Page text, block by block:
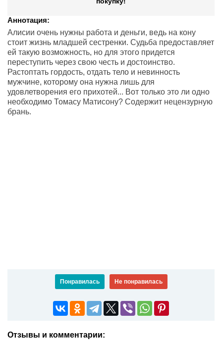
Аннотация:
Алисии очень нужны работа и деньги, ведь на кону
стоит жизнь младшей сестренки. Судьба предоставляет
ей такую возможность, но для этого придется
переступить через свою честь и достоинство.
Растоптать гордость, отдать тело и невинность
мужчине, которому она нужна лишь для
удовлетворения его прихотей... Вот только это ли одно
необходимо Томасу Матисону? Содержит нецензурную
брань.
Понравилась Не понравилась
Отзывы и комментарии: